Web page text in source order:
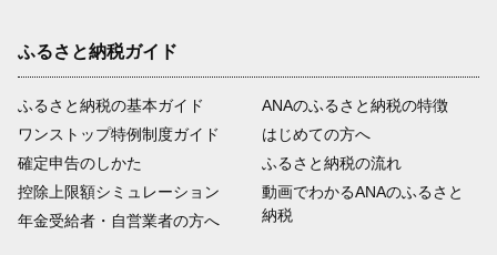
ふるさと納税ガイド
ふるさと納税の基本ガイド
ワンストップ特例制度ガイド
確定申告のしかた
控除上限額シミュレーション
年金受給者・自営業者の方へ
ANAのふるさと納税の特徴
はじめての方へ
ふるさと納税の流れ
動画でわかるANAのふるさと
納税